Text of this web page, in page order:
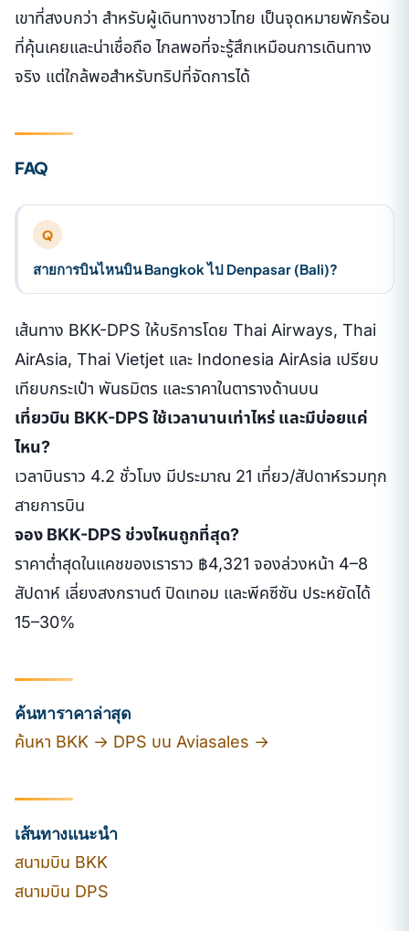
เขาที่สงบกว่า สำหรับผู้เดินทางชาวไทย เป็นจุดหมายพักร้อน
ที่คุ้นเคยและน่าเชื่อถือ ไกลพอที่จะรู้สึกเหมือนการเดินทาง
จริง แต่ใกล้พอสำหรับทริปที่จัดการได้
FAQ
Q
สายการบินไหนบิน Bangkok ไป Denpasar (Bali)?
เส้นทาง BKK-DPS ให้บริการโดย Thai Airways, Thai
AirAsia, Thai Vietjet และ Indonesia AirAsia เปรียบ
เทียบกระเป๋า พันธมิตร และราคาในตารางด้านบน
เที่ยวบิน BKK-DPS ใช้เวลานานเท่าไหร่ และมีบ่อยแค่
ไหน?
เวลาบินราว 4.2 ชั่วโมง มีประมาณ 21 เที่ยว/สัปดาห์รวมทุก
สายการบิน
จอง BKK-DPS ช่วงไหนถูกที่สุด?
ราคาต่ำสุดในแคชของเราราว ฿4,321 จองล่วงหน้า 4–8
สัปดาห์ เลี่ยงสงกรานต์ ปิดเทอม และพีคซีซัน ประหยัดได้
15–30%
ค้นหาราคาล่าสุด
ค้นหา BKK → DPS บน Aviasales →
เส้นทางแนะนำ
สนามบิน BKK
สนามบิน DPS